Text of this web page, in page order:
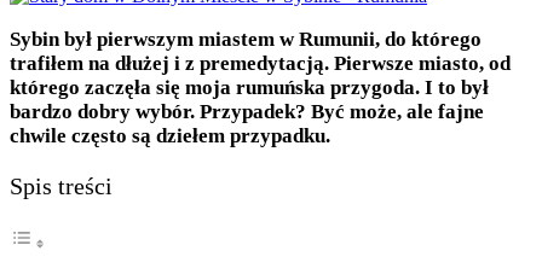
Sybin był pierwszym miastem w Rumunii, do którego
trafiłem na dłużej i z premedytacją. Pierwsze miasto, od
którego zaczęła się moja rumuńska przygoda. I to był
bardzo dobry wybór. Przypadek? Być może, ale fajne
chwile często są dziełem przypadku.
Spis treści